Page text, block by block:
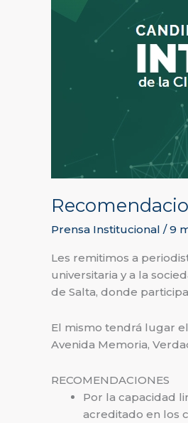
Prensa Institucional /9
Les remitimos a
universitaria y a la
de Salta, donde
El mismo tendrá lugar
Avenida Memoria,
RECOMENDACIONES
Por la capacidad
acreditado en los